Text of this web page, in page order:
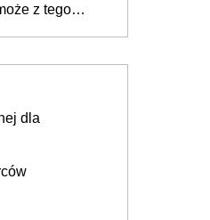
z tego
dla